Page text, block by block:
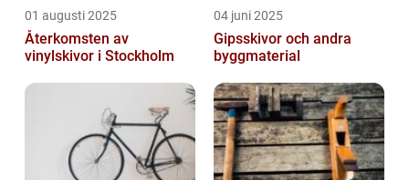
01 augusti 2025
Återkomsten av
vinylskivor i Stockholm
04 juni 2025
Gipsskivor och andra
byggmaterial